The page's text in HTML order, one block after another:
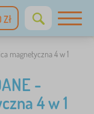
Zł
magnetyczna 4 w 1
-
4 w 1